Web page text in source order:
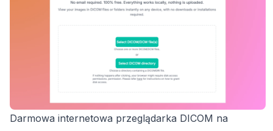
Darmowa internetowa przeglądarka DICOM na